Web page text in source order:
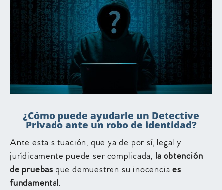
¿Cómo puede ayudarle un Detective
Privado ante un robo de identidad?
Ante esta situación, que ya de por sí, legal y
jurídicamente puede ser complicada, la obtención
de pruebas que demuestren su inocenciaes
fundamental.